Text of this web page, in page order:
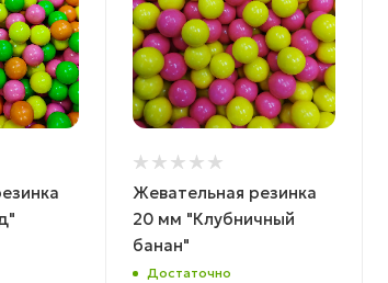
Жевательная резинка
20 мм "Клубничный
банан"
Достаточно